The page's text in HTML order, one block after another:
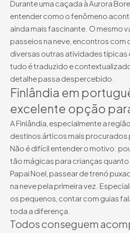
Durante uma caçada à Aurora
entender como o fenômeno
ainda mais fascinante. O mesmo
passeios na neve, encontros com
diversas outras atividades típicas
tudo é traduzido e
detalhe passa despercebido.
Finlândia em
excelente opção
A Finlândia, especialmente a
destinos árticos mais procurados
Não é difícil entender o motivo:
tão mágicas para crianças
Papai Noel, passear de trenó
na neve pela primeira vez.
os pequenos, contar com guias
toda a diferença.
Todos conseguem